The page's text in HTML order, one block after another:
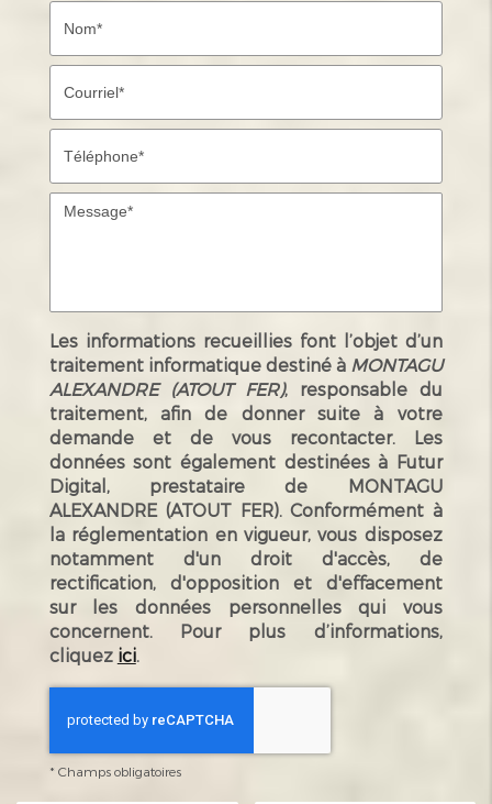
Les informations recueillies font l’objet d’un
traitement informatique destiné àMONTAGU
ALEXANDRE (ATOUT FER), responsable du
traitement, afin de donner suite à votre
demande et de vous recontacter. Les
données sont également destinées à Futur
Digital, prestataire de MONTAGU
ALEXANDRE (ATOUT FER). Conformément à
la réglementation en vigueur, vous disposez
notamment d'un droit d'accès, de
rectification, d'opposition et d'effacement
sur les données personnelles qui vous
concernent. Pour plus d’informations,
cliquez ici.
* Champs obligatoires